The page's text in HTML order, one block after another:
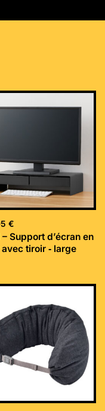
€
– Support d’écran en
tiroir ‐ large